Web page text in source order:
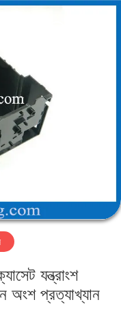
যন্ত্রাংশ
অংশ প্রত্যাখ্যান